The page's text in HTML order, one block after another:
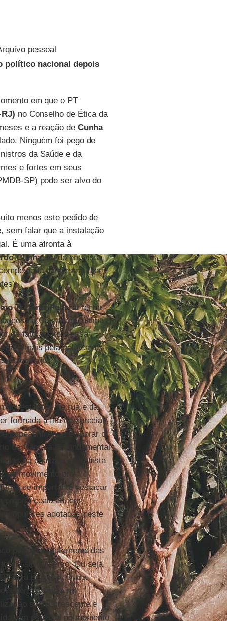
pessoal
político nacional depois
em que o PT
no Conselho de Ética da
e a reação de Cunha
Ninguém foi pego de
da Saúde e da
e fortes em seus
SP) pode ser alvo do
menos este pedido de
sem falar que a instalação
É uma afronta à
Cunha, tendo em vista
da mesma (por
Tribunal Federaltenha
na Câmara na última
de fato aceito e essa
dará mais pela política do
colocações.
de rua e da
formada a fim de apreciar
impeachment e elaborar o
da Câmara. É fundamental
na coalizão governista
no movimento pró-
se importante destacar
própria coalizão, em
adotadas neste
por um esgotamento das
sido inverso. Ou seja,
agiu primeiro. Outra
ter influência na
social crescente e
em especial no momento